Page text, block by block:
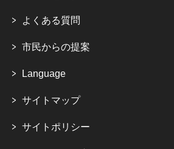
よくある質問
市民からの提案
Language
サイトマップ
サイトポリシー